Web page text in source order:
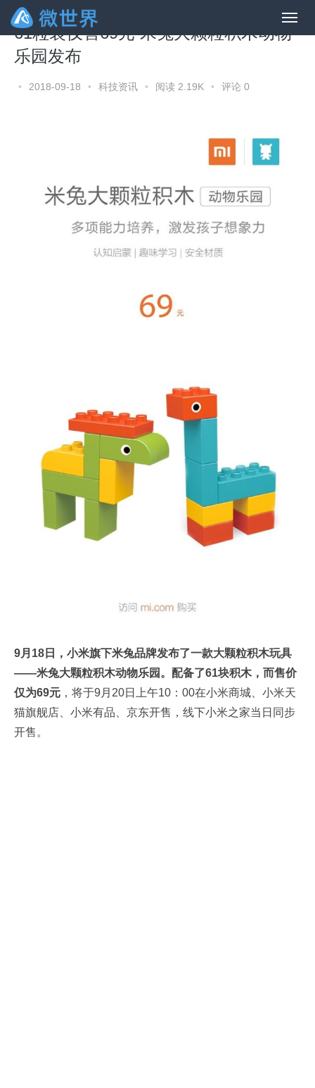
61粒装仅售69元 米兔大颗粒积木动物
乐园发布
• 2018-09-18 • 科技资讯 • 阅读 2.19K • 评论 0
9月18日，小米旗下米兔品牌发布了一款大颗粒积木玩具
——米兔大颗粒积木动物乐园。配备了61块积木，而售价
仅为69元 ，将于9月20日上午10：00在小米商城、小米天
猫旗舰店、小米有品、京东开售，线下小米之家当日同步
开售。